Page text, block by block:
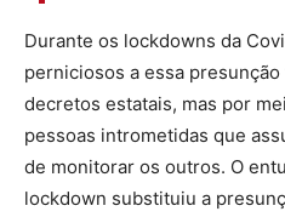
Durante os lockdowns da
perniciosos a essa
decretos estatais, mas por
pessoas intrometidas que
de monitorar os outros. O
lockdown substituiu a